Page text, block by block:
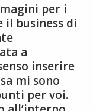
per i
il business di
a
inserire
mi sono
per voi.